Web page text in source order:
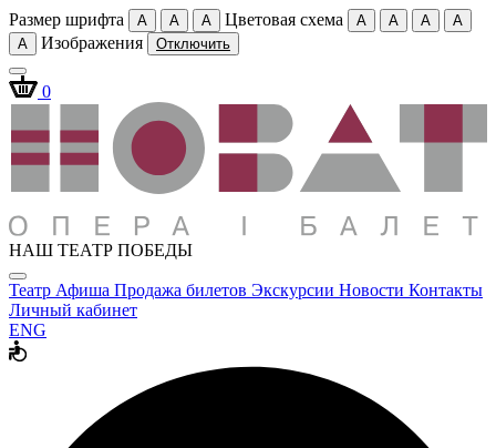
Размер шрифта A A A Цветовая схема A A A
A
A
Изображения Отключить
0
НАШ ТЕАТР ПОБЕДЫ
Театр Афиша Продажа билетов Экскурсии Новости Контакты
Личный кабинет
ENG